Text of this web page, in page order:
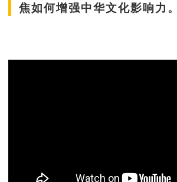
焦如何增强中华文化影响力。